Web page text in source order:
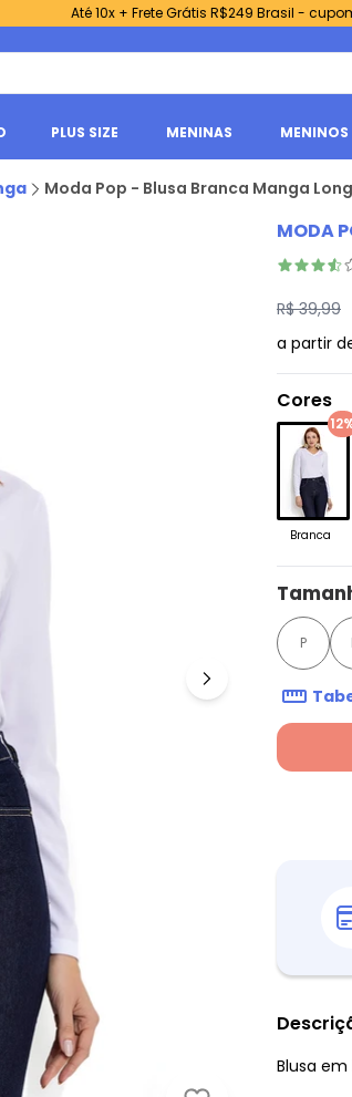
Até 10x + Frete Grátis R$249 Brasil -
PLUS SIZE MENINAS MENINOS
Moda Pop - Blusa Branca Manga
MODA
R$ 39,99
a partir
Cores
Branca
P
Blusa